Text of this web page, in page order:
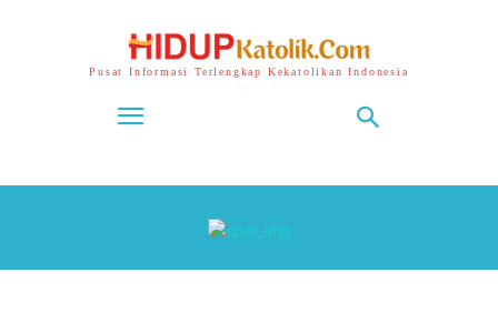
Pusat Informasi Terlengkap Kekatolikan Indonesia